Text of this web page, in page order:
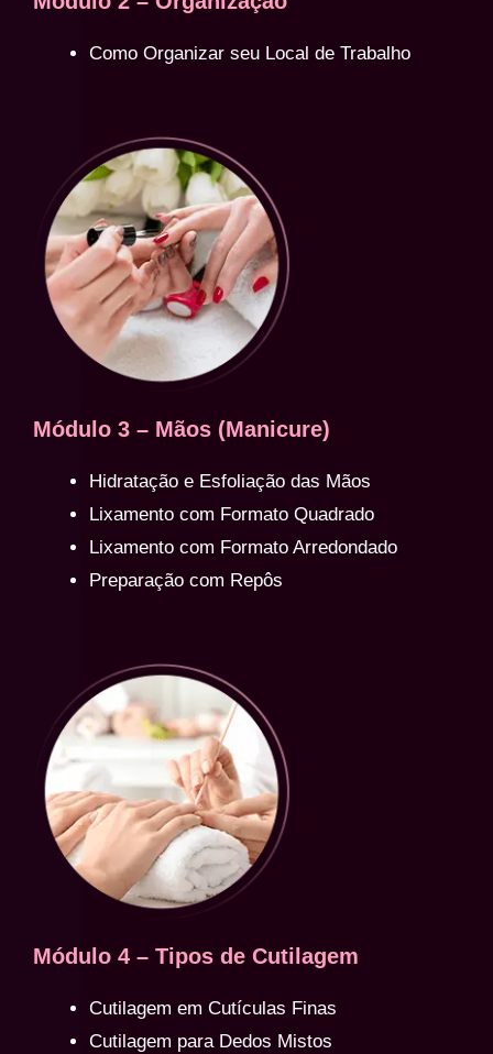
Como Organizar seu Local de Trabalho
Módulo 3 – Mãos (Manicure)
Hidratação e Esfoliação das Mãos
Lixamento com Formato Quadrado
Lixamento com Formato Arredondado
Preparação com Repôs
Módulo 4 – Tipos de Cutilagem
Cutilagem em Cutículas Finas
Cutilagem para Dedos Mistos